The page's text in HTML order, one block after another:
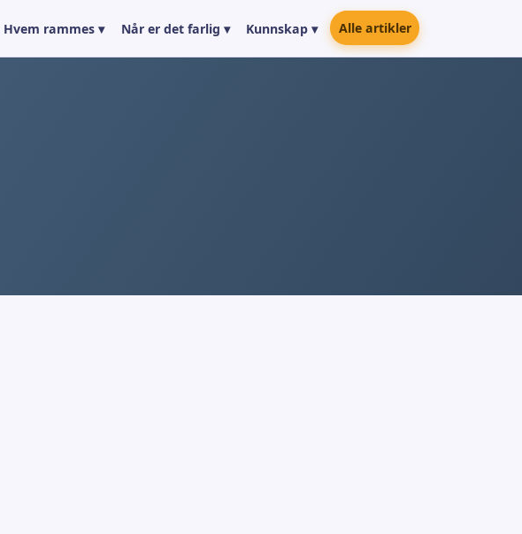
Hvem rammes ▾ Når er det farlig ▾ Kunnskap ▾ Alle artikler